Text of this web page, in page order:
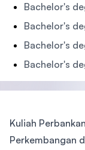
Bachelor's
Bachelor's
Bachelor's
Bachelor's
Kuliah
Perkembangan